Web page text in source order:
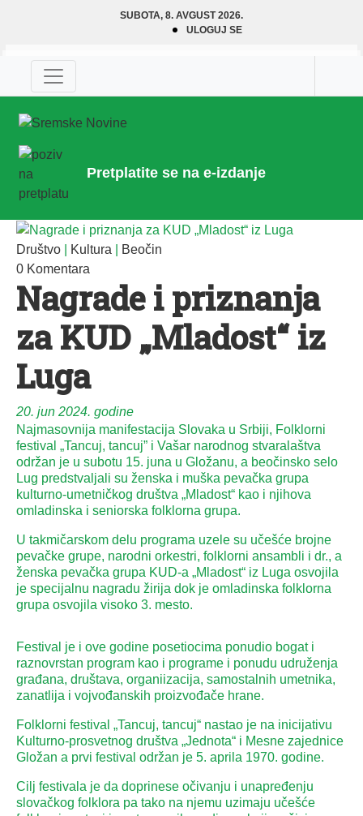
SUBOTA, 8. AVGUST 2026.
ULOGUJ SE
Pretplatite se na e-izdanje
Društvo Kultura
Beočin
0 Komentara
Nagrade i priznanja
za KUD „Mladost“ iz
Luga
20. jun 2024. godine
Najmasovnija manifestacija Slovaka u Srbiji, Folklorni
festival „Tancuj, tancuj” i Vašar narodnog stvaralaštva
održan je u subotu 15. juna u Gložanu, a beočinsko selo
Lug predstvaljali su ženska i muška pevačka grupa
kulturno-umetničkog društva „Mladost“ kao i njihova
omladinska i seniorska folklorna grupa.
U takmičarskom delu programa uzele su učešće brojne
pevačke grupe, narodni orkestri, folklorni ansambli i dr., a
ženska pevačka grupa KUD-a „Mladost“ iz Luga osvojila
je specijalnu nagradu žirija dok je omladinska folklorna
grupa osvojila visoko 3. mesto.
Festival je i ove godine posetiocima ponudio bogat i
raznovrstan program kao i programe i ponudu udruženja
građana, društava, organiizacija, samostalnih umetnika,
zanatlija i vojvođanskih proizvođače hrane.
Folklorni festival „Tancuj, tancuj“ nastao je na inicijativu
Kulturno-prosvetnog društva „Jednota“ i Mesne zajednice
Gložan a prvi festival održan je 5. aprila 1970. godine.
Cilj festivala je da doprinese očivanju i unapređenju
slovačkog folklora pa tako na njemu uzimaju učešće